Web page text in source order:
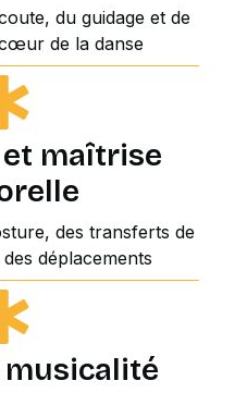
du guidage et de
de la danse
maîtrise
des transferts de
déplacements